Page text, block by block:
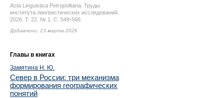
Acta Linguistica Petropolitana. Труды
института лингвистических исследований.
2026. Т. 22. № 1. С. 549-566.
Добавлено: 23 марта 2026
Главы в книгах
Замятина Н. Ю.
Север в России: три механизма
формирования географических
понятий